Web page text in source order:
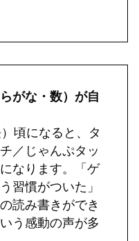
がな・数）が自
頃になると、タ
／じゃんぷタッ
なります。「ゲ
習慣がついた」
読み書きができ
う感動の声が多